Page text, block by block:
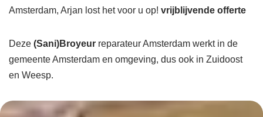
Amsterdam, Arjan lost het voor u op! vrijblijvende offerte
Deze (Sani)Broyeur reparateur Amsterdam werkt in de
gemeente Amsterdam en omgeving, dus ook in Zuidoost
en Weesp.